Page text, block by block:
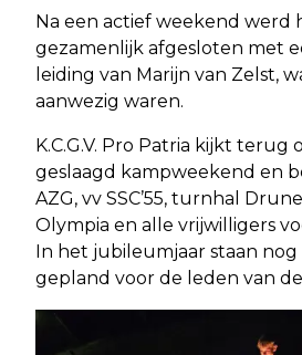
Na een actief weekend werd
gezamenlijk afgesloten met
leiding van Marijn van Zelst,
aanwezig waren.
K.C.G.V. Pro Patria kijkt terug
geslaagd kampweekend en
AZG, vv SSC’55, turnhal
Olympia en alle vrijwilligers
In het jubileumjaar staan
gepland voor de leden van